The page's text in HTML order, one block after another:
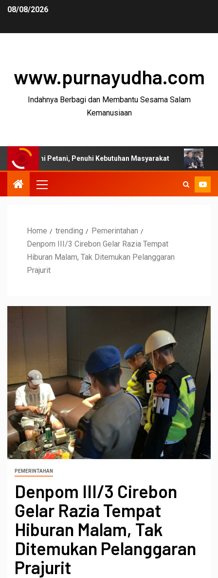
08/08/2026
www.purnayudha.com
Indahnya Berbagi dan Membantu Sesama Salam
Kemanusiaan
Petani, Penuhi Kebutuhan Masyarakat Bupati Garut:
Home trending
Pemerintahan
Denpom III/3 Cirebon Gelar Razia Tempat
Hiburan Malam, Tak Ditemukan Pelanggaran
Prajurit
PEMERINTAHAN
Denpom III/3 Cirebon
Gelar Razia Tempat
Hiburan Malam, Tak
Ditemukan Pelanggaran
Prajurit